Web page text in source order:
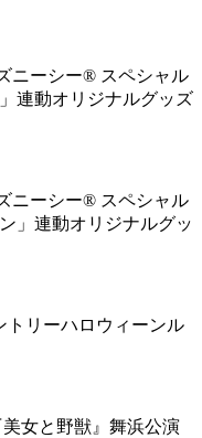
ニーシー® スペシャル
連動オリジナルグッズ
ニーシー® スペシャル
」連動オリジナルグッ
トリーハロウィーンル
女と野獣』舞浜公演